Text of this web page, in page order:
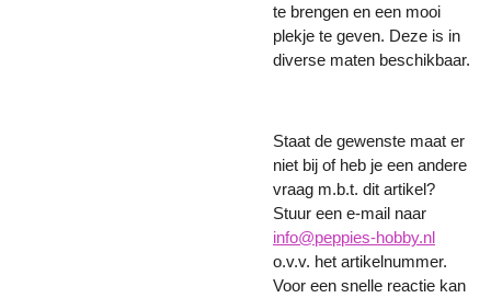
te brengen en een mooi
plekje te geven. Deze is in
diverse maten beschikbaar.
Staat de gewenste maat er
niet bij of heb je een andere
vraag m.b.t. dit artikel?
Stuur een e-mail naar
info@peppies-hobby.nl
o.v.v. het artikelnummer.
Voor een snelle reactie kan